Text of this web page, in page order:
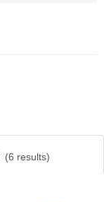
(6 results)